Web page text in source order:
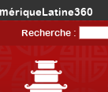
Recherche :